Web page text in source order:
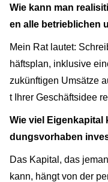
Wie kann man
en alle betrieblichen
Mein Rat lautet:
häftsplan, inklusive
zukünftigen Umsätze
t Ihrer Geschäftsidee
Wie viel Eigenkapital
dungsvorhaben
Das Kapital, das
kann, hängt von der